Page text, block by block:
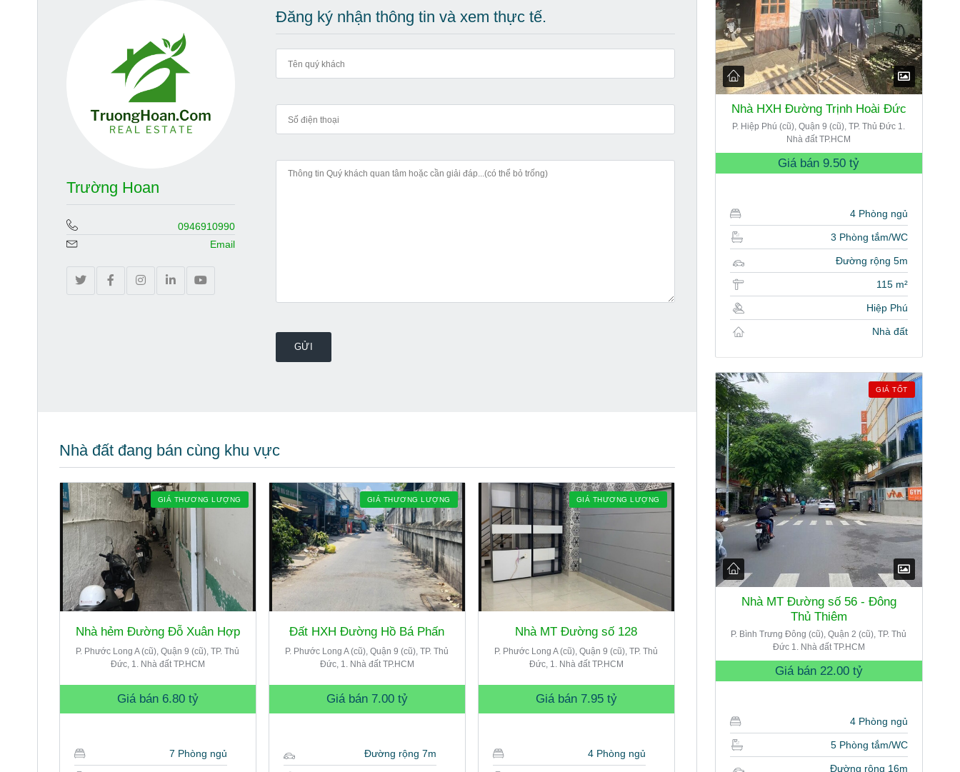
Trường Hoan
0946910990
Email
Đăng ký nhận thông tin và xem thực tế.
Nhà đất đang bán cùng khu vực
GIÁ THƯƠNG LƯỢNG
Nhà hẻm Đường Đỗ Xuân Hợp
P. Phước Long A (cũ), Quận 9 (cũ), TP. Thủ
Đức, 1. Nhà đất TP.HCM
Giá bán 6.80 tỷ
7 Phòng ngủ
GIÁ THƯƠNG LƯỢNG
Đất HXH Đường Hồ Bá Phấn
P. Phước Long A (cũ), Quận 9 (cũ), TP. Thủ
Đức, 1. Nhà đất TP.HCM
Giá bán 7.00 tỷ
Đường rộng 7m
GIÁ THƯƠNG LƯỢNG
Nhà MT Đường số 128
P. Phước Long A (cũ), Quận 9 (cũ), TP. Thủ
Đức, 1. Nhà đất TP.HCM
Giá bán 7.95 tỷ
4 Phòng ngủ
Nhà HXH Đường Trịnh Hoài Đức
P. Hiệp Phú (cũ), Quận 9 (cũ), TP. Thủ Đức 1.
Nhà đất TP.HCM
Giá bán9.50 tỷ
4 Phòng ngủ
3 Phòng tắm/WC
Đường rộng 5m
115 m²
Hiệp Phú
Nhà đất
GIÁ TỐT
Nhà MT Đường số 56 - Đông
Thủ Thiêm
P. Bình Trưng Đông (cũ), Quận 2 (cũ), TP. Thủ
Đức 1. Nhà đất TP.HCM
Giá bán 22.00 tỷ
4 Phòng ngủ
5 Phòng tắm/WC
Đường rộng 16m